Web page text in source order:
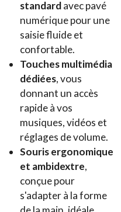
standardavec pavé
numérique pour une
saisie fluide et
confortable.
Touches multimédia
dédiées, vous
donnant un accès
rapide à vos
musiques, vidéos et
réglages de volume.
Souris ergonomique
et ambidextre,
conçue pour
s'adapter à la forme